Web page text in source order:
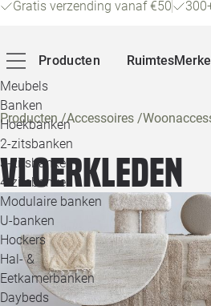
Gratis verzending vanaf €50
Producten
Meubels
Banken
Hoekbanken
2-zitsbanken
3-zitsbanken
4-zitsbanken
Modulaire banken
U-banken
Hockers
Hal- &
Eetkamerbanken
Daybeds
Ruimtes
Producten/Accessoires /
Vloerkleden